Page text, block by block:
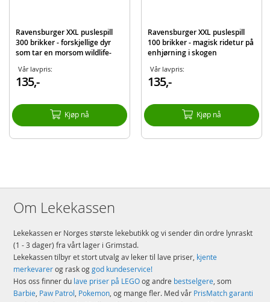
Ravensburger XXL puslespill
300 brikker - forskjellige dyr
som tar en morsom wildlife-
Vår lavpris:
135,-
Kjøp nå
Ravensburger XXL puslespill
100 brikker - magisk ridetur på
enhjørning i skogen
Vår lavpris:
135,-
Kjøp nå
Om Lekekassen
Lekekassen er Norges største lekebutikk og vi sender din ordre lynraskt
(1 - 3 dager) fra vårt lager i Grimstad.
Lekekassen tilbyr et stort utvalg av leker til lave priser, kjente
merkevarerog rask oggod kundeservice!
Hos oss finner du lave priser på LEGOog andre bestselgere, som
Barbie, Paw Patrol, Pokemon, og mange fler. Med vår PrisMatch garanti